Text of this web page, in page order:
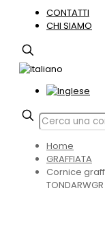
CONTATTI
CHI SIAMO
Home
GRAFFIATA
Cornice
TONDARWGR